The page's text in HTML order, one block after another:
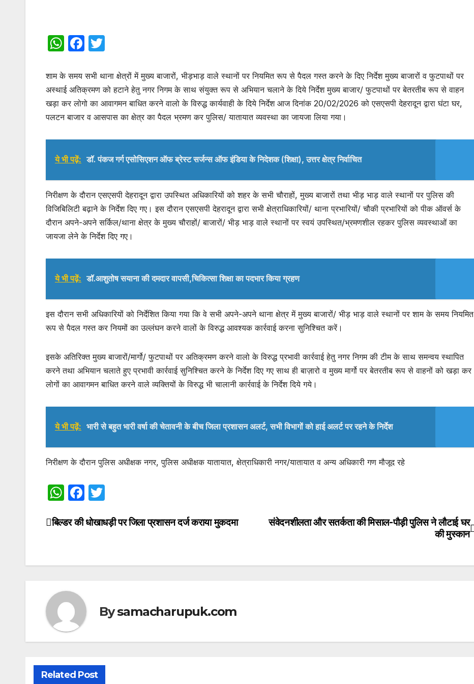
W
at
s
A
p
p
F
c
e
b
o
o
k
itt
er
शाम के समय सभी थाना क्षेत्रों में मुख्य बाजारों, भीड़भाड़ वाले स्थानों पर नियमित रूप से पैदल गस्त करने के दिए निर्देश मुख्य बाजारों व फुटपाथों पर
अस्थाई अतिक्रमण को हटाने हेतु नगर निगम के साथ संयुक्त रूप से अभियान चलाने के दिये निर्देश मुख्य बाजार/ फुटपाथों पर बेतरतीब रूप से वाहन
खड़ा कर लोगो का आवागमन बाधित करने वालो के विरुद्ध कार्यवाही के दिये निर्देश आज दिनांक 20/02/2026 को एसएसपी देहरादून द्वारा घंटा घर,
पलटन बाजार व आसपास का क्षेत्र का पैदल भ्रमण कर पुलिस/ यातायात व्यवस्था का जायजा लिया गया।
ये भी पढ़ें: डॉ. पंकज गर्ग एसोसिएशन ऑफ ब्रेस्ट सर्जन्स ऑफ इंडिया के निदेशक (शिक्षा), उत्तर क्षेत्र निर्वाचित
निरीक्षण के दौरान एसएसपी देहरादून द्वारा उपस्थित अधिकारियों को शहर के सभी चौराहों, मुख्य बाजारों तथा भीड़ भाड़ वाले स्थानों पर पुलिस की
विजिबिलिटी बढ़ाने के निर्देश दिए गए। इस दौरान एसएसपी देहरादून द्वारा सभी क्षेत्राधिकारियों/ थाना प्रभारियों/ चौकी प्रभारियों को पीक ऑवर्स के
दौरान अपने-अपने सर्किल/थाना क्षेत्र के मुख्य चौराहों/ बाजारों/ भीड़ भाड़ वाले स्थानों पर स्वयं उपस्थित/भ्रमणशील रहकर पुलिस व्यवस्थाओं का
जायजा लेने के निर्देश दिए गए।
ये भी पढ़ें: डॉ.आशुतोष सयाना की दमदार वापसी,चिकित्सा शिक्षा का पदभार किया ग्रहण
इस दौरान सभी अधिकारियों को निर्देशित किया गया कि वे सभी अपने-अपने थाना क्षेत्र में मुख्य बाजारों/ भीड़ भाड़ वाले स्थानों पर शाम के समय नियमित
रूप से पैदल गस्त कर नियमों का उल्लंघन करने वालों के विरुद्ध आवश्यक कार्रवाई करना सुनिश्चित करें।
इसके अतिरिक्त मुख्य बाजारों/मार्गो/ फुटपाथों पर अतिक्रमण करने वालो के विरुद्ध प्रभावी कार्रवाई हेतु नगर निगम की टीम के साथ समन्वय स्थापित
करने तथा अभियान चलाते हुए प्रभावी कार्रवाई सुनिश्चित करने के निर्देश दिए गए साथ ही बाज़ारो व मुख्य मार्गो पर बेतरतीब रूप से वाहनों को खड़ा कर
लोगों का आवागमन बाधित करने वाले व्यक्तियों के विरुद्ध भी चालानी कार्रवाई के निर्देश दिये गये।
ये भी पढ़ें: भारी से बहुत भारी वर्षा की चेतावनी के बीच जिला प्रशासन अलर्ट, सभी विभागों को हाई अलर्ट पर रहने के निर्देश
निरीक्षण के दौरान पुलिस अधीक्षक नगर, पुलिस अधीक्षक यातायात, क्षेत्राधिकारी नगर/यातायात व अन्य अधिकारी गण मौजूद रहे
W
at
p
F
c
k
itt
Post
संवेदनशीलता और सतर्कता की मिसाल-पौड़ी पुलिस ने लौटाई घर
की मुस्कान
बिल्डर की धोखाधड़ी पर जिला प्रशासन दर्ज कराया मुकदमा
Bysamacharupuk.com
Related Post